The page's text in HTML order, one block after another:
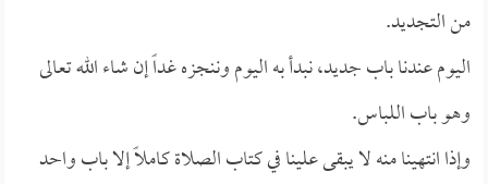
من التجديد.
اليوم عندنا باب جديد، نبدأ به اليوم وننجزه غداً إن شاء الله تعالى
وهو باب اللباس.
وإذا انتهينا منه لا يبقى علينا في كتاب الصلاة كاملاً إلا باب واحد